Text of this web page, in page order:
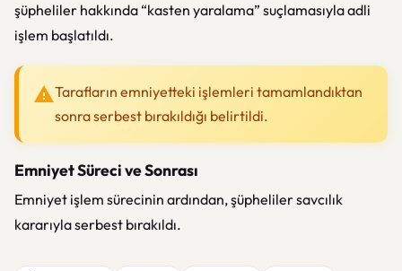
şüpheliler hakkında “kasten yaralama” suçlamasıyla adli
işlem başlatıldı.
Tarafların emniyetteki işlemleri tamamlandıktan
sonra serbest bırakıldığı belirtildi.
Emniyet Süreci ve Sonrası
Emniyet işlem sürecinin ardından, şüpheliler savcılık
kararıyla serbest bırakıldı.